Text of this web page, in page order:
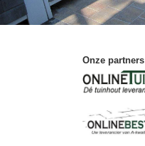
Onze partners